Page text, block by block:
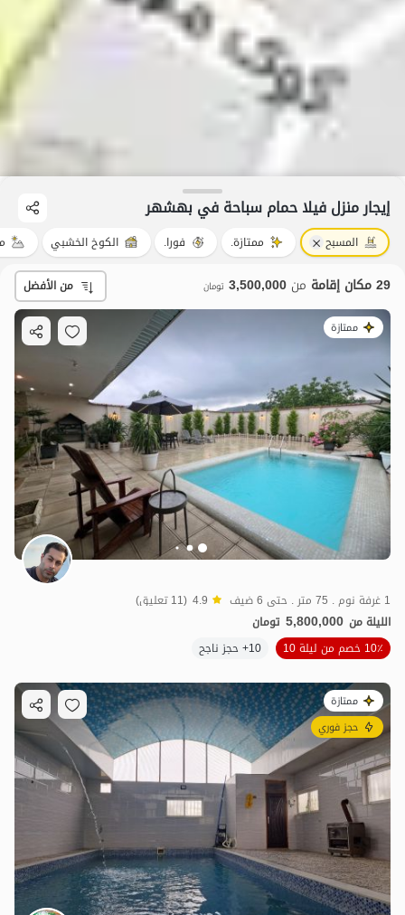
إيجار منزل فيلا حمام سباحة في بهشهر
المسبح ممتازة. فورا. الكوخ الخشبي
29 مكان إقامة من 3,500,000 تومان من الأفضل
ممتازة
1 غرفة نوم . 75 متر . حتى 6 ضيف 4.9 (11 تعليق)
الليلة من 5,800,000 تومان
10٪ خصم من ليلة 10
10+ حجز ناجح
ممتازة
حجز فوري